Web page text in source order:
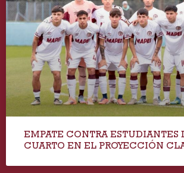
EMPATE CONTRA ESTUDIANTES
CUARTO EN EL PROYECCIÓN